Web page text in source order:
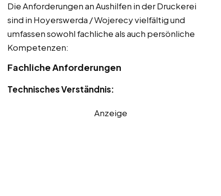
Die Anforderungen an Aushilfen in der Druckerei
sind in Hoyerswerda / Wojerecy vielfältig und
umfassen sowohl fachliche als auch persönliche
Kompetenzen:
Fachliche Anforderungen
Technisches Verständnis:
Anzeige